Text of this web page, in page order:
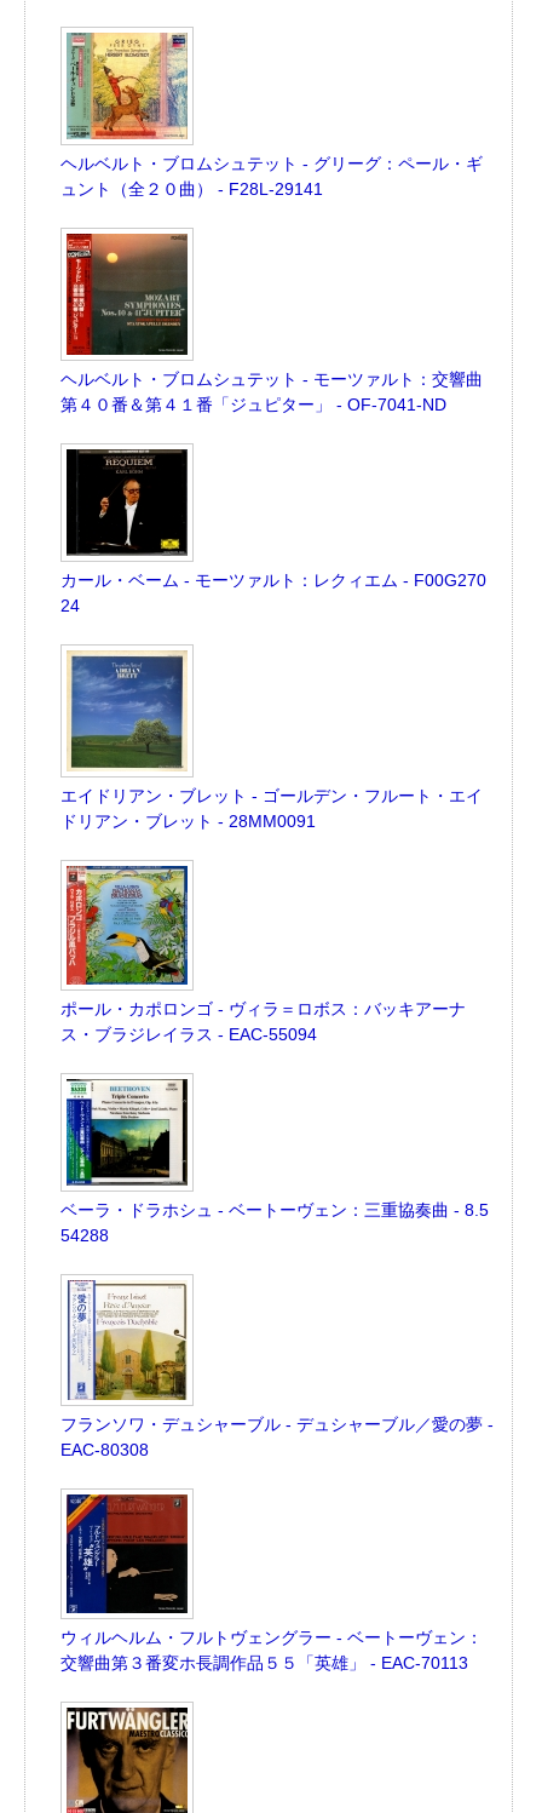
ヘルベルト・ブロムシュテット - グリーグ：ペール・ギ
ュント（全２０曲） - F28L-29141
ヘルベルト・ブロムシュテット - モーツァルト：交響曲
第４０番＆第４１番「ジュピター」 - OF-7041-ND
カール・ベーム - モーツァルト：レクィエム - F00G270
24
エイドリアン・ブレット - ゴールデン・フルート・エイ
ドリアン・ブレット - 28MM0091
ポール・カポロンゴ - ヴィラ＝ロボス：バッキアーナ
ス・ブラジレイラス - EAC-55094
ベーラ・ドラホシュ - ベートーヴェン：三重協奏曲 - 8.5
54288
フランソワ・デュシャーブル - デュシャーブル／愛の夢 -
EAC-80308
ウィルヘルム・フルトヴェングラー - ベートーヴェン：
交響曲第３番変ホ長調作品５５「英雄」 - EAC-70113